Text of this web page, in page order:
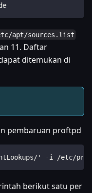
apt/sources.list
11. Daftar
ditemukan di
pembaruan proftpd
' -i /etc/
berikut satu per